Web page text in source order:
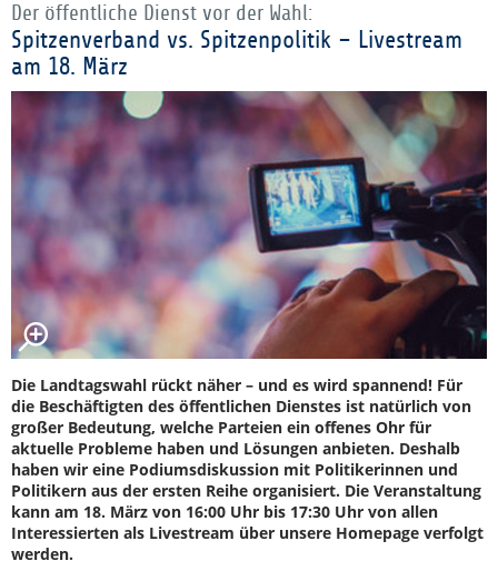
Der öffentliche Dienst vor der Wahl:
Spitzenverband vs. Spitzenpolitik – Livestream
am 18. März
Die Landtagswahl rückt näher – und es wird spannend! Für
die Beschäftigten des öffentlichen Dienstes ist natürlich von
großer Bedeutung, welche Parteien ein offenes Ohr für
aktuelle Probleme haben und Lösungen anbieten. Deshalb
haben wir eine Podiumsdiskussion mit Politikerinnen und
Politikern aus der ersten Reihe organisiert. Die Veranstaltung
kann am 18. März von 16:00 Uhr bis 17:30 Uhr von allen
Interessierten als Livestream über unsere Homepage verfolgt
werden.